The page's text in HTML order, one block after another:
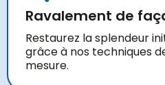
Ravalement de
Restaurez la splendeur
grâce à nos techniques
mesure.